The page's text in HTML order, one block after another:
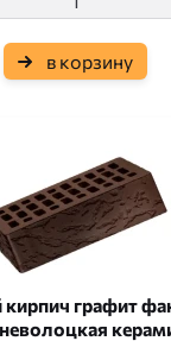
в корзину
графит